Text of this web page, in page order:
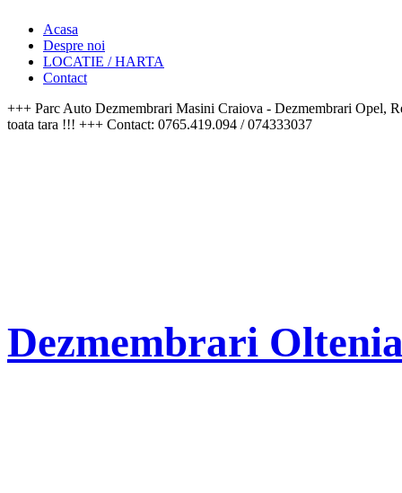
Acasa
Despre noi
LOCATIE / HARTA
Contact
+++ Parc Auto Dezmembrari Masini Craiova - Dezmembrari Opel,
toata tara !!! +++ Contact: 0765.419.094 / 074333037
Dezmembrari